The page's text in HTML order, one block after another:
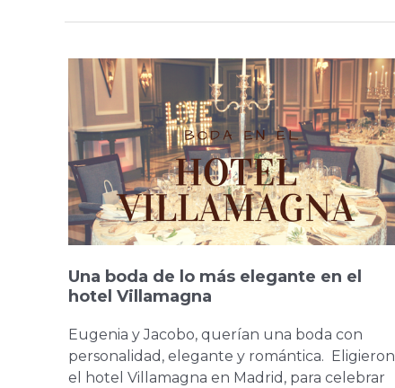
Una boda de lo más elegante en el
hotel Villamagna
Eugenia y Jacobo, querían una boda con
personalidad, elegante y romántica. Eligieron
el hotel Villamagna en Madrid, para celebrar
Una
boda
de
más
elegante
en
el
hotel
Villamagna